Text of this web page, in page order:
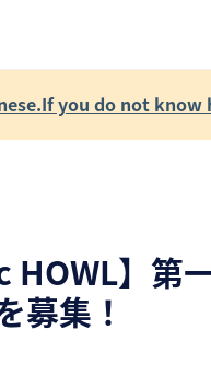
you do not
】第
募集！